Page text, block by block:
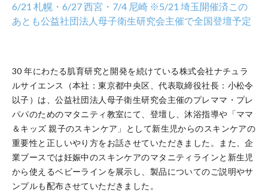
6/21 札幌・6/27 西宮・7/4 尼崎 ※5/21 埼玉開催済この
あとも公益社団法人母子衛生研究会主催で全国登壇予定
30 年にわたる肌育研究と開発を続けている株式会社ナチュラ
ルサイエンス（本社：東京都中央区、代表取締役社長：小松令
以子）は、公益社団法人母子衛生研究会主催のプレママ・プレ
パパのためのマタニティ教室にて、登壇し、沐浴指導や「ママ
＆キッズ 親子のスキンケア」として新生児からのスキンケアの
重要性と正しいやり方をお話させていただきました。また、企
業ブースでは妊娠中のスキンケアのマタニティラインと新生児
から使えるベビーラインを展示し、製品についてのご説明やサ
ンプルも配布させていただきました。